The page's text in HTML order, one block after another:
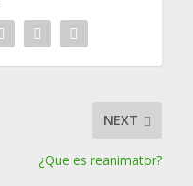
NEXT
¿Que es reanimator?